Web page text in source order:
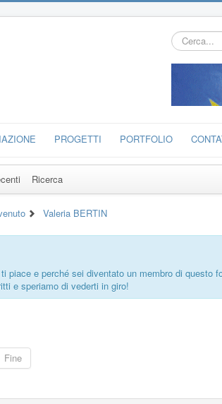
Cerca...
PROGETTI PORTFOLIO
Ricerca
Valeria BERTIN
piace e perché sei diventato un membro di questo
e speriamo di vederti in giro!
Fine